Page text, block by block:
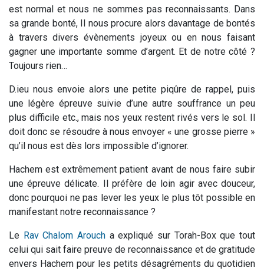
est normal et nous ne sommes pas reconnaissants. Dans
sa grande bonté, Il nous procure alors davantage de bontés
à travers divers évènements joyeux ou en nous faisant
gagner une importante somme d’argent. Et de notre côté ?
Toujours rien…
D.ieu nous envoie alors une petite piqûre de rappel, puis
une légère épreuve suivie d’une autre souffrance un peu
plus difficile etc., mais nos yeux restent rivés vers le sol. Il
doit donc se résoudre à nous envoyer « une grosse pierre »
qu’il nous est dès lors impossible d’ignorer.
Hachem est extrêmement patient avant de nous faire subir
une épreuve délicate. Il préfère de loin agir avec douceur,
donc pourquoi ne pas lever les yeux le plus tôt possible en
manifestant notre reconnaissance ?
Le Rav Chalom Arouch a expliqué sur Torah-Box que tout
celui qui sait faire preuve de reconnaissance et de gratitude
envers Hachem pour les petits désagréments du quotidien